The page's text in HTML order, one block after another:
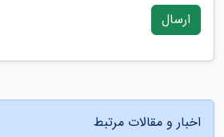
ارسال
اخبار و مقالات مرتبط